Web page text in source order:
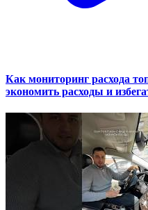
Как мониторинг расхода
экономить расходы и